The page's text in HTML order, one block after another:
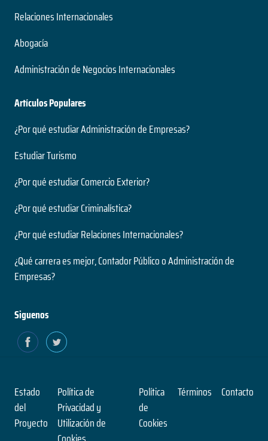
Modalidad
Pregrado
Presencial
Derecho, Licenciatura en Ciencias Jurídicas y
Sociales
5 años
Duración
Pregrado
Nivel
Presencial
Diseño con mención en Diseño Gráfico
Pregrado
Nivel
Presencial
Modalidad
Relaciones Internacionales
Abogacía
Administración de Negocios Internacionales
Artículos Populares
¿Por qué estudiar Administración de Empresas?
Estudiar Turismo
¿Por qué estudiar Comercio Exterior?
¿Por qué estudiar Criminalística?
¿Por qué estudiar Relaciones Internacionales?
¿Qué carrera es mejor, Contador Público o Administración de
Empresas?
Siguenos
Estado
del
Proyecto
Política de
Privacidad y
Utilización de
Política
de
Cookies
Términos Contacto